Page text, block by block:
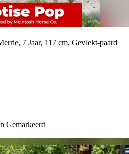
7 Jaar, 117 cm, Gevlekt-paard
Gemarkeerd